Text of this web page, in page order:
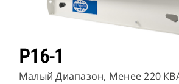
P16-1
Малый Диапазон, Менее 220